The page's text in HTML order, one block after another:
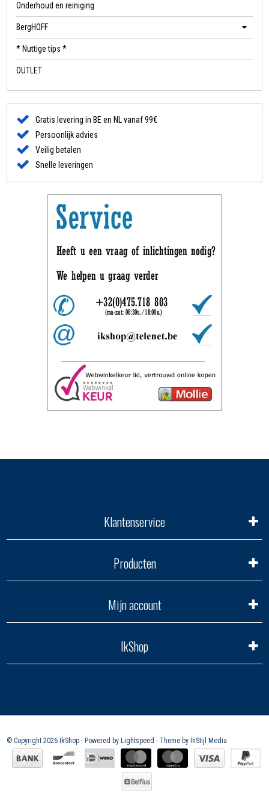
Onderhoud en reiniging
BergHOFF
* Nuttige tips *
OUTLET
Gratis levering in BE en NL vanaf 99€
Persoonlijk advies
Veilig betalen
Snelle leveringen
Klantenservice
Producten
Mijn account
IkShop
© Copyright 2026 IkShop - Powered by Lightspeed - Theme by InStijl Media